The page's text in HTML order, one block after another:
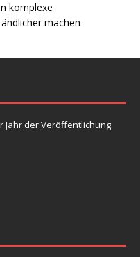
komplexe
machen
Jahr der Veröffentlichung.